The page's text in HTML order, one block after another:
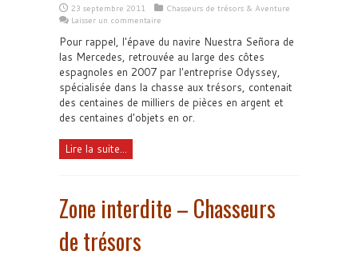
23 septembre 2011
Chasseurs de trésors & Aventure
Laisser un commentaire
Pour rappel, l'épave du navire Nuestra Señora de
las Mercedes, retrouvée au large des côtes
espagnoles en 2007 par l'entreprise Odyssey,
spécialisée dans la chasse aux trésors, contenait
des centaines de milliers de pièces en argent et
des centaines d'objets en or.
Lire la suite...
Zone interdite – Chasseurs
de trésors